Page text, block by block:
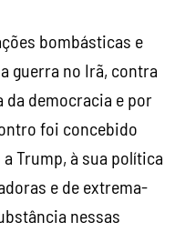
bombásticas e
guerra no Irã, contra
da democracia e por
foi concebido
Trump, à sua política
e de extrema-
nessas